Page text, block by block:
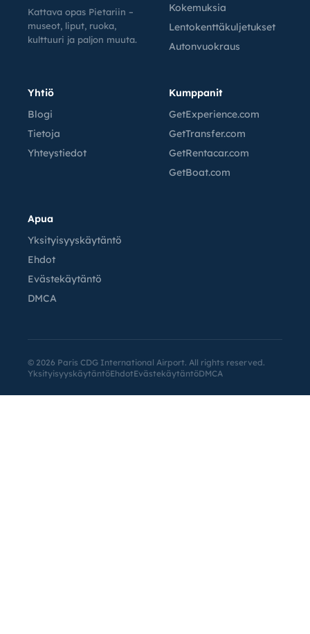
Kattava opas Pietariin –
museot, liput, ruoka,
kulttuuri ja paljon muuta.
Kokemuksia
Lentokenttäkuljetukset
Autonvuokraus
Yhtiö
Blogi
Tietoja
Yhteystiedot
Kumppanit
GetExperience.com
GetTransfer.com
GetRentacar.com
GetBoat.com
Apua
Yksityisyyskäytäntö
Ehdot
Evästekäytäntö
DMCA
© 2026 Paris CDG International Airport. All rights reserved.
YksityisyyskäytäntöEhdotEvästekäytäntöDMCA